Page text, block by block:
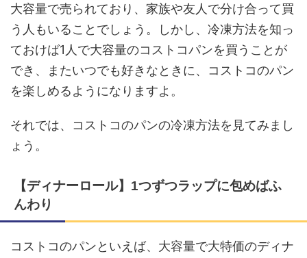
大容量で売られており、家族や友人で分け合って買
う人もいることでしょう。しかし、冷凍方法を知っ
ておけば1人で大容量のコストコパンを買うことが
でき、またいつでも好きなときに、コストコのパン
を楽しめるようになりますよ。
それでは、コストコのパンの冷凍方法を見てみまし
ょう。
【ディナーロール】1つずつラップに包めばふ
んわり
コストコのパンといえば、大容量で大特価のディナ